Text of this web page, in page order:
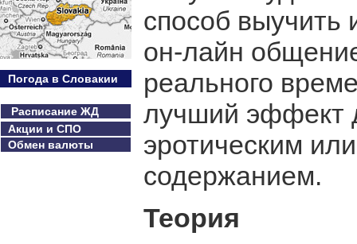
Погода в Словакии
Расписание ЖД
Акции и СПО
Обмен валюты
способ
он-лайн
реального
лучший эффект
эротическим
содержанием.
Теория